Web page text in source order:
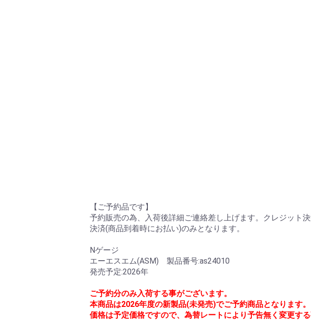
【ご予約品です】
予約販売の為、入荷後詳細ご連絡差し上げます。クレジット
決済(商品到着時にお払い)のみとなります。
Nゲージ
エーエスエム(ASM) 製品番号:as24010
発売予定:2026年
ご予約分のみ入荷する事がございます。
本商品は2026年度の新製品(未発売)でご予約商品となります。
価格は予定価格ですので、為替レートにより予告無く変更す